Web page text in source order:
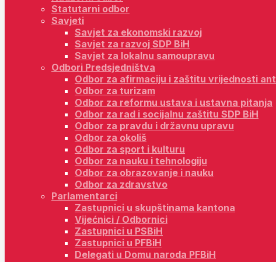
Statutarni odbor
Savjeti
Savjet za ekonomski razvoj
Savjet za razvoj SDP BiH
Savjet za lokalnu samoupravu
Odbori Predsjedništva
Odbor za afirmaciju i zaštitu vrijednosti
Odbor za turizam
Odbor za reformu ustava i ustavna pitanja
Odbor za rad i socijalnu zaštitu SDP BiH
Odbor za pravdu i državnu upravu
Odbor za okoliš
Odbor za sport i kulturu
Odbor za nauku i tehnologiju
Odbor za obrazovanje i nauku
Odbor za zdravstvo
Parlamentarci
Zastupnici u skupštinama kantona
Vijećnici / Odbornici
Zastupnici u PSBiH
Zastupnici u PFBiH
Delegati u Domu naroda PFBiH